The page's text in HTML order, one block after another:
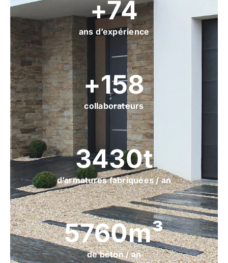
75
ans d’expérience
160
collaborateurs
3500
d’armatures fabriquées / an
6000
de béton / an